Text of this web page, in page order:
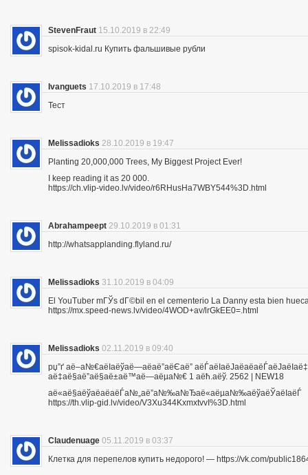
StevenFraut 15.10.2019 в 22:49
spisok-kidal.ru Купить фальшивые рубли
Ivanguets 17.10.2019 в 17:48
Тест
Melissadioks 28.10.2019 в 19:47
Planting 20,000,000 Trees, My Biggest Project Ever!
I keep reading it as 20 000.
https://ch.vlip-video.lv/video/r6RHusHa7WBY544%3D.html
Abrahampeept 29.10.2019 в 01:31
http://whatsapplanding.flyland.ru/
Melissadioks 31.10.2019 в 04:09
El YouTuber mГЎs dГ©bil en el cementerio La Danny esta bien
https://mx.speed-news.lv/video/4WOD+av/lrGkEE0=.html
Melissadioks 02.11.2019 в 09:40
рџ”ґ аё–а№€аёІаёўаё—аё­аё”аёЄаё”
аё‡аё§аё”аё§аё±аё™аё—аёµа№€ 1 аёћ.аёў. 2562 | NEW18
аё«аё§аёўаё­аё­аёЃа№„аё”а№‰а№Ђаё«аёµа№‰аёўаёЎаёІаёЃ
https://th.vlip-gid.lv/video/V3Xu344KxmxtvvI%3D.html
Claudenuage 05.11.2019 в 03:37
Клетка для перепелов купить недорого! — https://vk.com/